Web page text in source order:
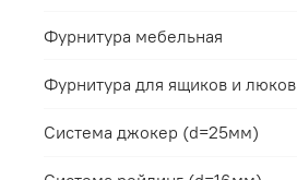
Фурнитура мебельная
Фурнитура для ящиков и люков
Система джокер (d=25мм)